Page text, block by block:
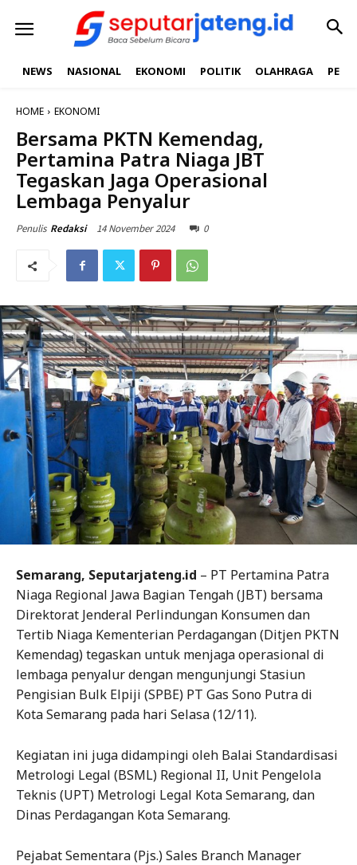
NEWS NASIONAL EKONOMI POLITIK OLAHRAGA
HOME EKONOMI
Bersama PKTN Kemendag,
Pertamina Patra Niaga JBT
Tegaskan Jaga Operasional
Lembaga Penyalur
Penulis Redaksi 14 November 2024 0
Semarang, Seputarjateng.id – PT Pertamina Patra
Niaga Regional Jawa Bagian Tengah (JBT) bersama
Direktorat Jenderal Perlindungan Konsumen dan
Tertib Niaga Kementerian Perdagangan (Ditjen PKTN
Kemendag) tegaskan untuk menjaga operasional di
lembaga penyalur dengan mengunjungi Stasiun
Pengisian Bulk Elpiji (SPBE) PT Gas Sono Putra di
Kota Semarang pada hari Selasa (12/11).
Kegiatan ini juga didampingi oleh Balai Standardisasi
Metrologi Legal (BSML) Regional II, Unit Pengelola
Teknis (UPT) Metrologi Legal Kota Semarang, dan
Dinas Perdagangan Kota Semarang.
Pejabat Sementara (Pjs.) Sales Branch Manager